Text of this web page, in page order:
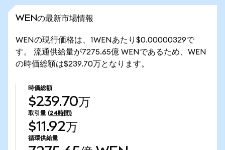
WENの最新市場情報
WENの現行価格は、1WENあたり$0.00000329で
す。 流通供給量が7275.65億 WENであるため、WEN
の時価総額は$239.70万となります。
時価総額
$239.70万
取引量 (24時間)
$11.92万
循環供給量